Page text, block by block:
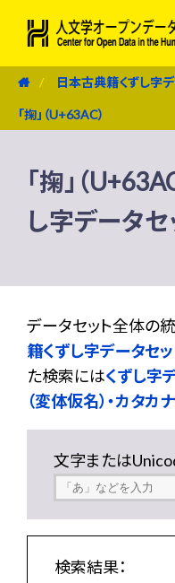
日本古典籍くずし字
「掬」（U+63AC）
「掬」（
し字データセ
データセット全体の
籍くずし字データセ
た検索にはくずし字
（変体仮名）・カタカナ
文字または
検索結果：